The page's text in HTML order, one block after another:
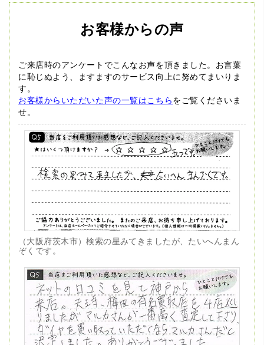
お客様からの声
ご来店時のアンケートでこんなお声を頂きました。 お言葉
に恥じぬよう、ますますのサービス向上に努めてまいりま
す。
お客様からいただいた声の一覧はこちらをご覧くださいま
せ。
（大阪府茨木市）検索の星みてきましたが、たいへんまん
ぞくです。